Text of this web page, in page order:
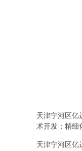
天津宁河区亿
术开发；精细
天津宁河区亿